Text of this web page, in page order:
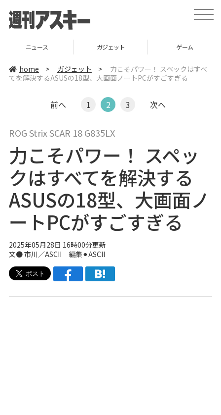
t
o
v
ニュース ガジェット ゲーム
home > ガジェット >
力こそパワー！ スペックはすべ
てを解決するASUSの18型、大画面ノートPCがすごすぎる
前へ 1 2 3 次へ
ROG Strix SCAR 18 G835LX
力こそパワー！ スペッ
クはすべてを解決する
ASUSの18型、大画面ノ
ートPCがすごすぎる
2025年05月28日 16時00分更新
文● 市川／ASCII 編集⚫︎ASCII